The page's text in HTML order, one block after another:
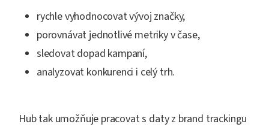
rychle vyhodnocovat vývoj značky,
porovnávat jednotlivé metriky v čase,
sledovat dopad kampaní,
analyzovat konkurenci i celý trh.
Hub tak umožňuje pracovat s daty z brand trackingu